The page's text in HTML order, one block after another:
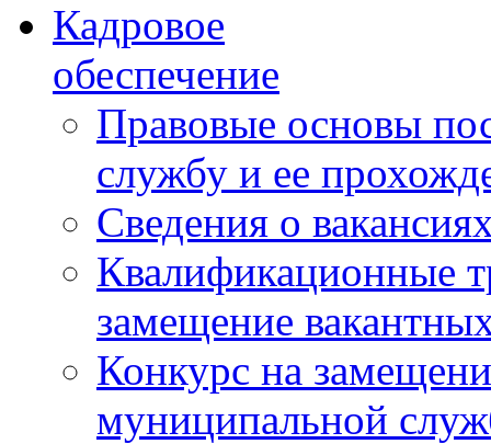
Кадровое
обеспечение
Правовые основы
службу и ее
Сведения о
Квалификационные
замещение
Конкурс на
муниципальной